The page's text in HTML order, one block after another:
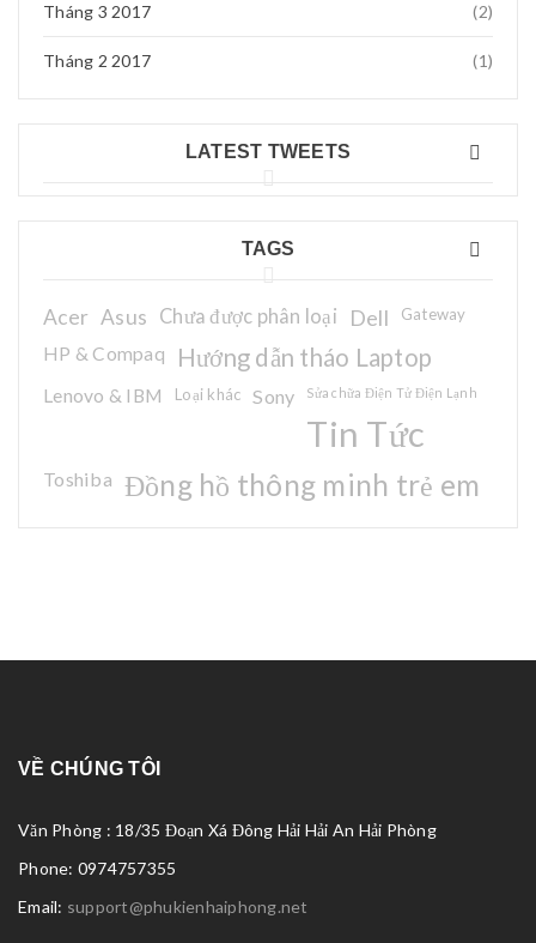
Tháng 3 2017 (2)
Tháng 2 2017 (1)
LATEST TWEETS
TAGS
Acer Asus Chưa được phân loại Dell Gateway
HP & Compaq Hướng dẫn tháo Laptop
Lenovo & IBM Loại khác Sony Sửa chữa Điện Tử Điện Lạnh
Tin Tức
Toshiba Đồng hồ thông minh trẻ em
VỀ CHÚNG TÔI
Văn Phòng : 18/35 Đoạn Xá Đông Hải Hải An Hải Phòng
Phone: 0974757355
Email: support@phukienhaiphong.net